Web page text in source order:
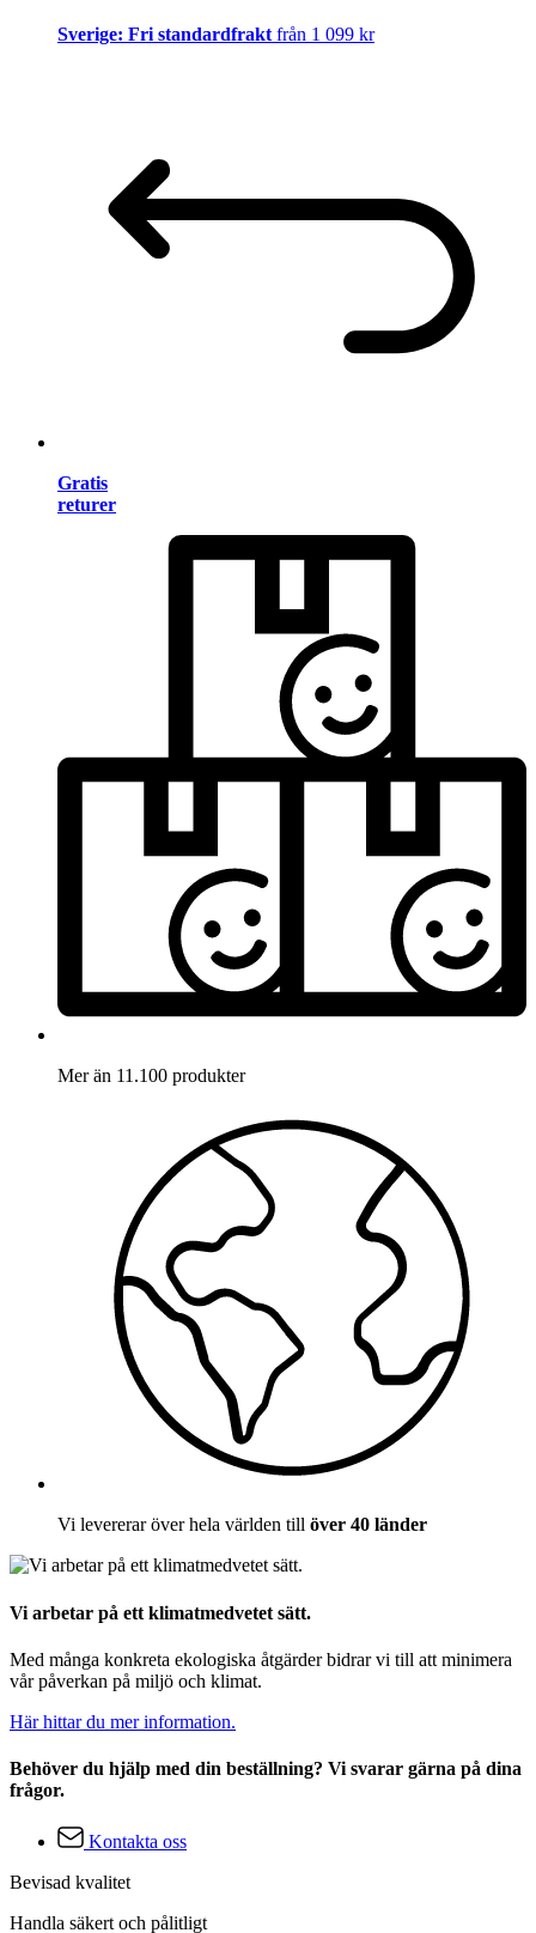
Sverige: Fri standardfrakt från 1 099 kr
Gratis
returer
Mer än 11.100 produkter
Vi levererar över hela världen till över 40 länder
Vi arbetar på ett klimatmedvetet sätt.
Med många konkreta ekologiska åtgärder bidrar vi till att minimera
vår påverkan på miljö och klimat.
Här hittar du mer information.
Behöver du hjälp med din beställning? Vi svarar gärna på dina
frågor.
Kontakta oss
Bevisad kvalitet
Handla säkert och pålitligt